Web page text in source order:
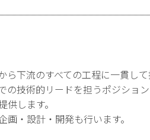
下流のすべての工程に一貫し
技術的リードを担うポジショ
します。
・設計・開発も行います。